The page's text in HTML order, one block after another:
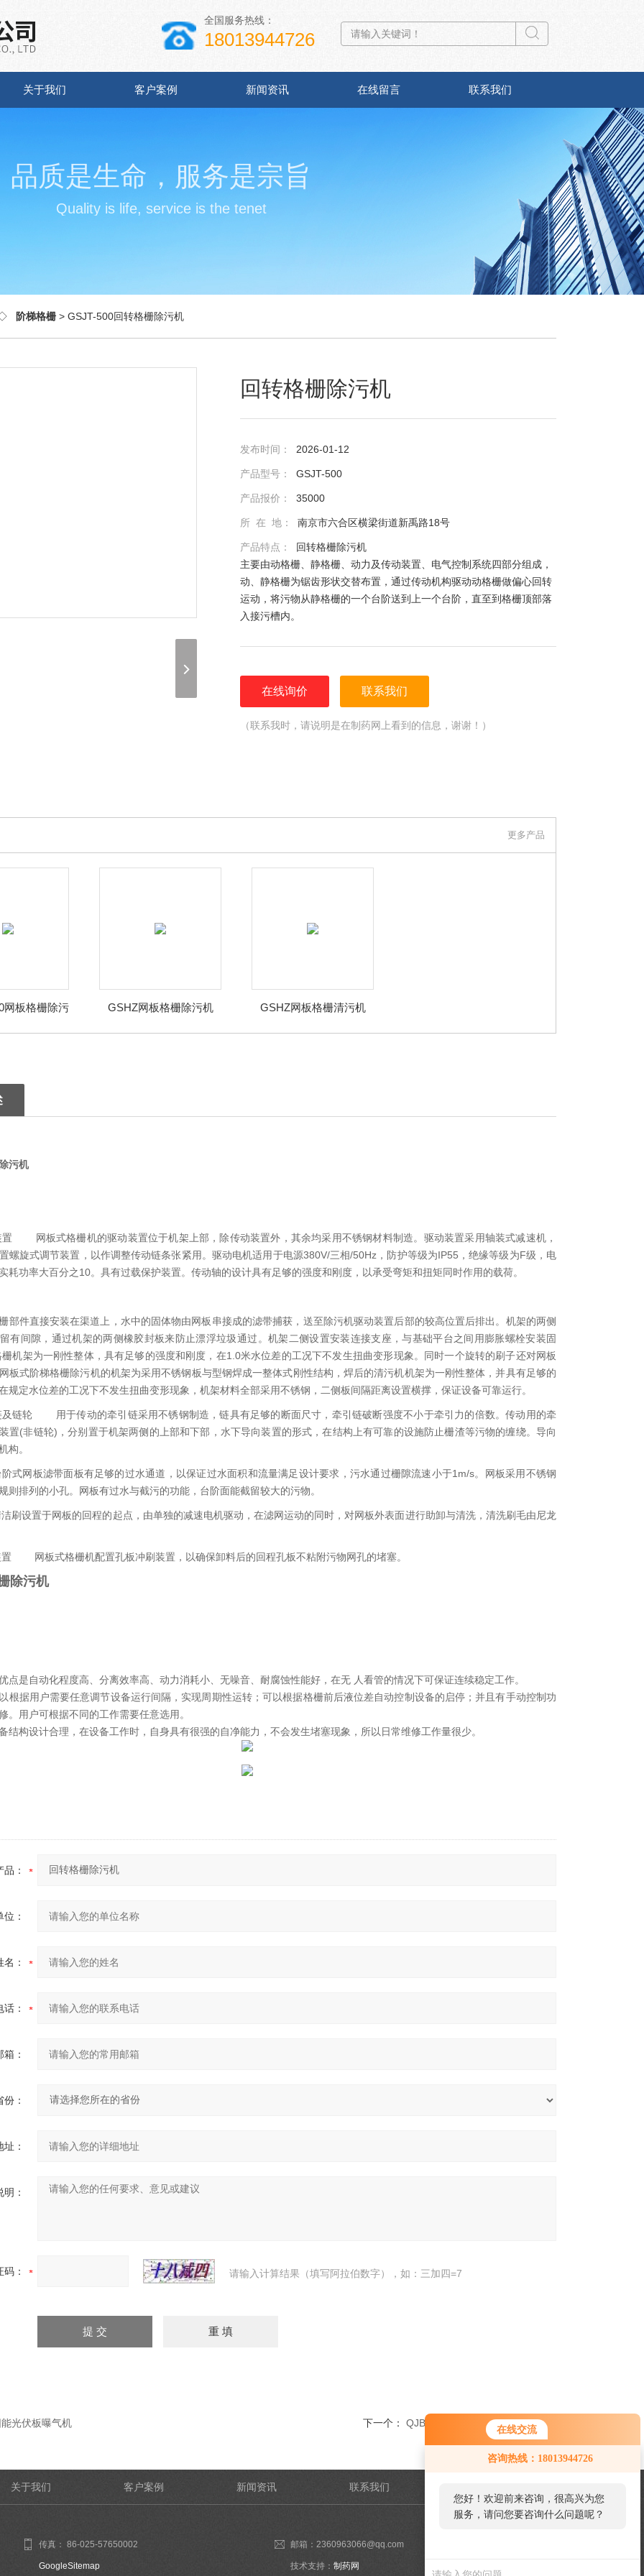
在线交流
咨询热线：18013944726
您好！欢迎前来咨询，很高兴为您
服务，请问您要咨询什么问题呢？
全国服务热线：
18013944726
关于我们 客户案例 新闻资讯 在线留言 联系我们
品质是生命，服务是宗旨
Quality is life, service is the tenet
阶梯格栅 > GSJT-500回转格栅除污机
回转格栅除污机
发布时间： 2026-01-12
产品型号： GSJT-500
产品报价： 35000
所 在 地： 南京市六合区横梁街道新禹路18号
产品特点： 回转格栅除污机
主要由动格栅、静格栅、动力及传动装置、电气控制系统四部分组成，
动、静格栅为锯齿形状交替布置，通过传动机构驱动动格栅做偏心回转
运动，将污物从静格栅的一个台阶送到上一个台阶，直至到格栅顶部落
入接污槽内。
在线询价 联系我们
（联系我时，请说明是在制药网上看到的信息，谢谢！）
更多产品
网板格栅除污
GSHZ网板格栅除污机 GSHZ网板格栅清污机
污机
网板式格栅机的驱动装置位于机架上部，除传动装置外，其余均采用不锈钢材料制造。驱动装置采用轴装式减速机，
螺旋式调节装置，以作调整传动链条张紧用。驱动电机适用于电源380V/三相/50Hz，防护等级为IP55，绝缘等级为F级，电
耗功率大百分之10。具有过载保护装置。传动轴的设计具有足够的强度和刚度，以承受弯矩和扭矩同时作用的载荷。
件直接安装在渠道上，水中的固体物由网板串接成的滤带捕获，送至除污机驱动装置后部的较高位置后排出。机架的两侧
有间隙，通过机架的两侧橡胶封板来防止漂浮垃圾通过。机架二侧设置安装连接支座，与基础平台之间用膨胀螺栓安装固
机架为一刚性整体，具有足够的强度和刚度，在1.0米水位差的工况下不发生扭曲变形现象。同时一个旋转的刷子还对网板
板式阶梯格栅除污机的机架为采用不锈钢板与型钢焊成一整体式刚性结构，焊后的清污机机架为一刚性整体，并具有足够的
规定水位差的工况下不发生扭曲变形现象，机架材料全部采用不锈钢，二侧板间隔距离设置横撑，保证设备可靠运行。
及链轮 用于传动的牵引链采用不锈钢制造，链具有足够的断面尺寸，牵引链破断强度不小于牵引力的倍数。传动用的牵
置(非链轮)，分别置于机架两侧的上部和下部，水下导向装置的形式，在结构上有可靠的设施防止栅渣等污物的缠绕。导向
机构。
式网板滤带面板有足够的过水通道，以保证过水面积和流量满足设计要求，污水通过栅隙流速小于1m/s。网板采用不锈钢
则排列的小孔。网板有过水与截污的功能，台阶面能截留较大的污物。
刷设置于网板的回程的起点，由单独的减速电机驱动，在滤网运动的同时，对网板外表面进行助卸与清洗，清洗刷毛由尼龙
网板式格栅机配置孔板冲刷装置，以确保卸料后的回程孔板不粘附污物网孔的堵塞。
除污机
点是自动化程度高、分离效率高、动力消耗小、无噪音、耐腐蚀性能好，在无 人看管的情况下可保证连续稳定工作。
根据用户需要任意调节设备运行间隔，实现周期性运转；可以根据格栅前后液位差自动控制设备的启停；并且有手动控制功
。用户可根据不同的工作需要任意选用。
结构设计合理，在设备工作时，自身具有很强的自净能力，不会发生堵塞现象，所以日常维修工作量很少。
品：
：
：
：
：
份：
：
：
码： 请输入计算结果（填写阿拉伯数字），如：三加四=7
光伏板曝气机 下一个： QJB综合废水处理系统反应搅拌机
关于我们 客户案例 新闻资讯 联系我们
传真： 86-025-57650002
GoogleSitemap
邮箱：2360963066@qq.com
技术支持： 制药网